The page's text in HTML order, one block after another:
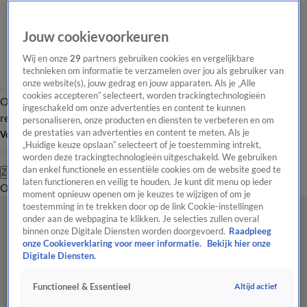
Overzicht Laatste nieuws Regionieuws Het beste van Hart
Tip de
redactie
Volg Hart van Nederland
Zoeken
OverzichtRegioUitzendingenWeerTip de redactiePanelVideo's
Jouw cookievoorkeuren
Wij en onze29 partners gebruiken cookies en vergelijkbare
technieken om informatie te verzamelen over jou als gebruiker van
onze website(s), jouw gedrag en jouw apparaten. Als je „Alle
cookies accepteren” selecteert, worden trackingtechnologieën
ingeschakeld om onze advertenties en content te kunnen
personaliseren, onze producten en diensten te verbeteren en om
de prestaties van advertenties en content te meten. Als je
„Huidige keuze opslaan” selecteert of je toestemming intrekt,
worden deze trackingtechnologieën uitgeschakeld. We gebruiken
dan enkel functionele en essentiële cookies om de website goed te
laten functioneren en veilig te houden. Je kunt dit menu op ieder
moment opnieuw openen om je keuzes te wijzigen of om je
toestemming in te trekken door op de link Cookie-instellingen
onder aan de webpagina te klikken. Je selecties zullen overal
binnen onze Digitale Diensten worden doorgevoerd. Raadpleeg
onze Cookieverklaring voor meer informatie.
Bekijk hier onze
Digitale Diensten.
Functioneel & Essentieel Altijd actief